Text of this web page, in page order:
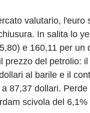
valutario, l'euro
In salita lo
e 160,11 per un
prezzo del petrolio:
al barile e il
a 87,37 dollari.
scivola del